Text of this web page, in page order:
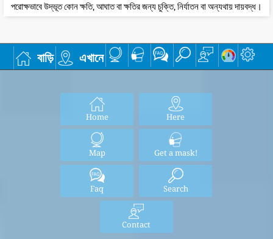
পরোক্ষভাবে উদ্ভূত কোন ক্ষতি, আঘাত বা ক্ষতির জন্য চুক্তি, নির্যাতন বা অন্যথায় দায়বদ্ধ।
বাড়ি এখানে
Home Here
Map Get a mask!
Faq Search
Contact